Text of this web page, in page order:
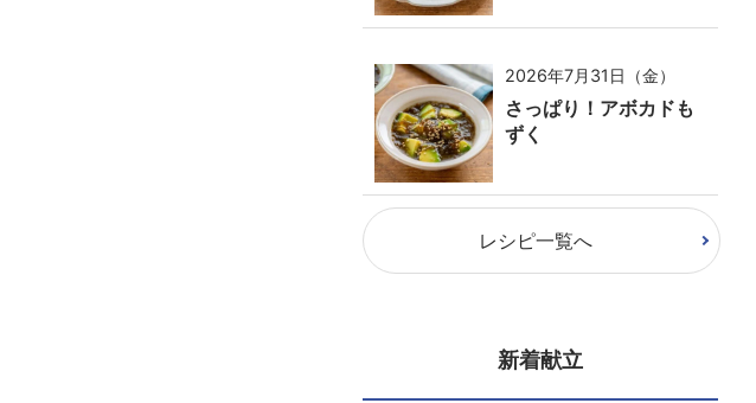
2026年7月31日（金）
さっぱり！アボカドも
ずく
レシピ一覧へ
新着献立